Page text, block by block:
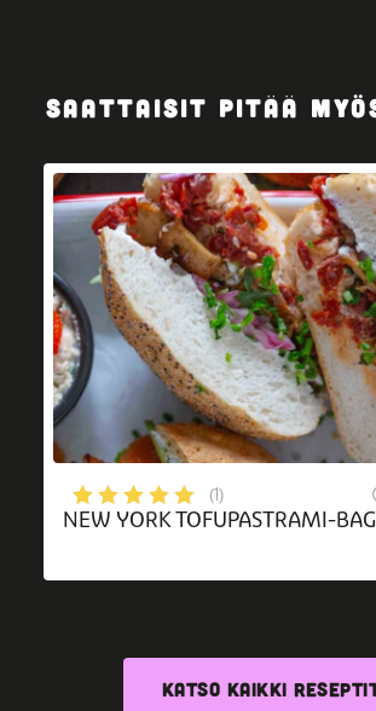
SAATTAISIT PITÄÄ
(1)
NEW YORK TOFUPASTRAMI-
KATSO KAIKKI